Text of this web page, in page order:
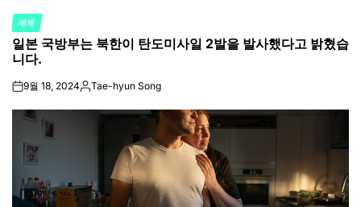
POSTED
IN
세계
일본 국방부는 북한이 탄도미사일 2발을 발사했다고 밝혔습
니다.
on9월 18, 2024Posted
Tae-hyun Song